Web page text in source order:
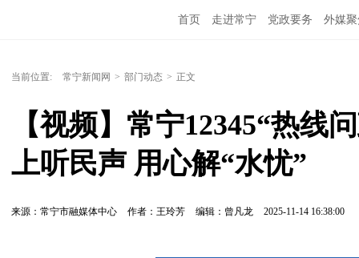
首页 走进常宁 党政要务 外媒
当前位置: 常宁新闻网 > 部门动态 > 正文
【视频】常宁12345“热线
上听民声 用心解“水忧”
来源：常宁市融媒体中心 作者：王玲芳 编辑：曾凡龙 2025-11-14 16:38:00